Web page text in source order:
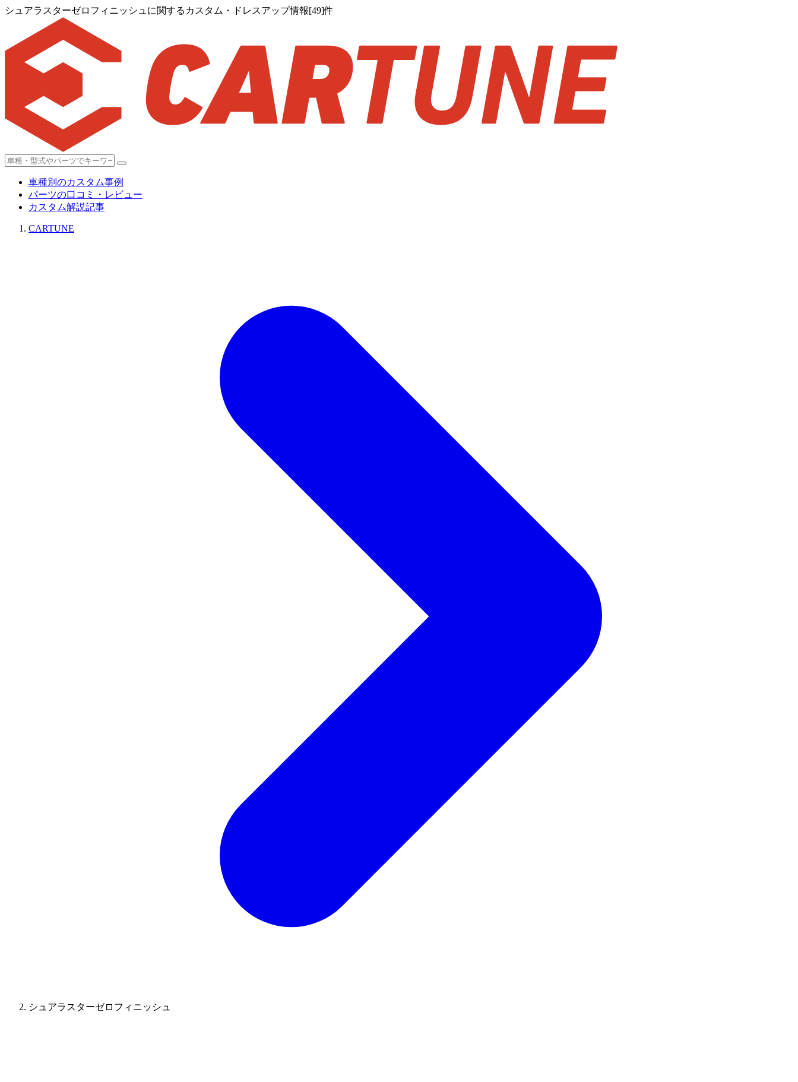
シュアラスターゼロフィニッシュに関するカスタム・ドレスアップ情報[49]件
車種別のカスタム事例
パーツの口コミ・レビュー
カスタム解説記事
CARTUNE
シュアラスターゼロフィニッシュ